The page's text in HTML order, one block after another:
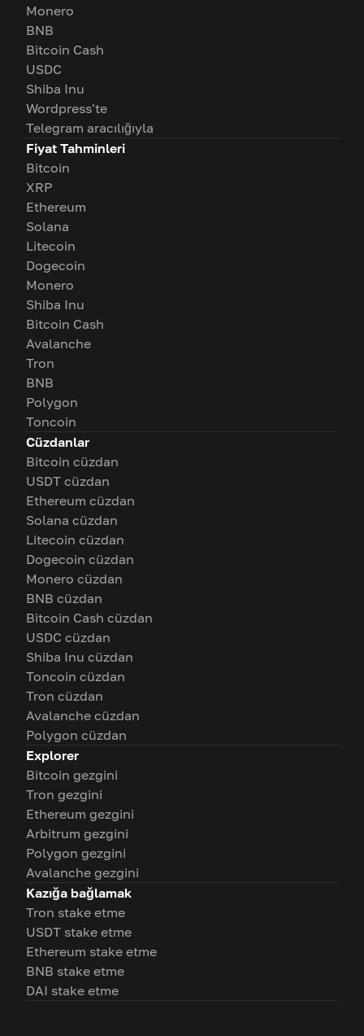
Monero
BNB
Bitcoin Cash
USDC
Shiba Inu
Wordpress'te
Telegram aracılığıyla
Fiyat Tahminleri
Bitcoin
XRP
Ethereum
Solana
Litecoin
Dogecoin
Monero
Shiba Inu
Bitcoin Cash
Avalanche
Tron
BNB
Polygon
Toncoin
Cüzdanlar
Bitcoin cüzdan
USDT cüzdan
Ethereum cüzdan
Solana cüzdan
Litecoin cüzdan
Dogecoin cüzdan
Monero cüzdan
BNB cüzdan
Bitcoin Cash cüzdan
USDC cüzdan
Shiba Inu cüzdan
Toncoin cüzdan
Tron cüzdan
Avalanche cüzdan
Polygon cüzdan
Explorer
Bitcoin gezgini
Tron gezgini
Ethereum gezgini
Arbitrum gezgini
Polygon gezgini
Avalanche gezgini
Kazığa bağlamak
Tron stake etme
USDT stake etme
Ethereum stake etme
BNB stake etme
DAI stake etme